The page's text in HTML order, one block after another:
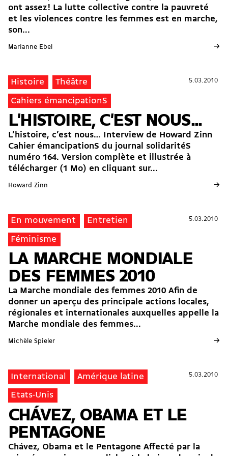
ont assez ! La lutte collective contre la pauvreté
et les violences contre les femmes est en marche,
son...
Marianne Ebel →
5.03.2010
Histoire Théâtre
Cahiers émancipationS
5.03.2010
L'HISTOIRE, C'EST NOUS...
L’histoire, c’est nous… Interview de Howard Zinn
Cahier émancipationS du journal solidaritéS
numéro 164. Version complète et illustrée à
télécharger (1 Mo) en cliquant sur...
Howard Zinn →
5.03.2010
En mouvement Entretien
Féminisme
5.03.2010
LA MARCHE MONDIALE
DES FEMMES 2010
La Marche mondiale des femmes 2010 Afin de
donner un aperçu des principale actions locales,
régionales et internationales auxquelles appelle la
Marche mondiale des femmes...
Michèle Spieler →
5.03.2010
International Amérique latine
Etats-Unis
5.03.2010
CHÁVEZ, OBAMA ET LE
PENTAGONE
Chávez, Obama et le Pentagone Affecté par la